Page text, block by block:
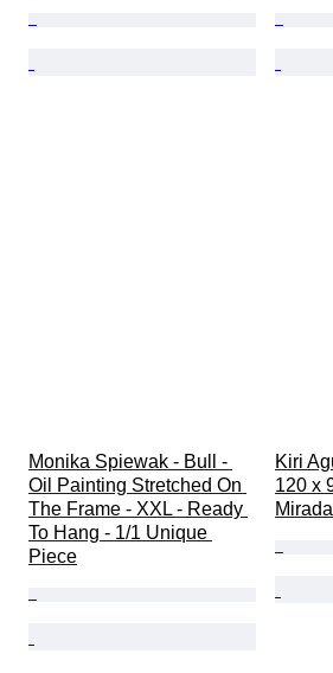
Monika Spiewak - Bull -
Oil Painting Stretched On
The Frame - XXL - Ready
To Hang - 1/1 Unique
Piece
Kiri
120 x